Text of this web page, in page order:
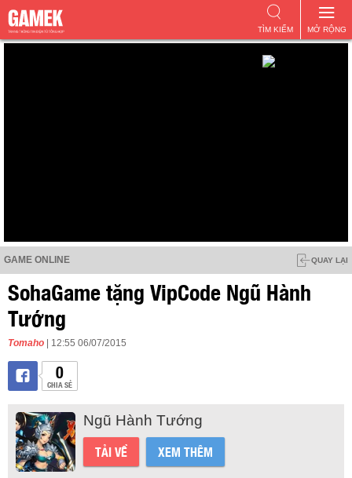
MỞ RỘNG
TÌM KIẾM
GAME ONLINE QUAY LẠI
SohaGame tặng VipCode Ngũ Hành
Tướng
Tomaho | 12:55 06/07/2015
0
CHIA SẺ
Ngũ Hành Tướng
TẢI VỀ XEM THÊM